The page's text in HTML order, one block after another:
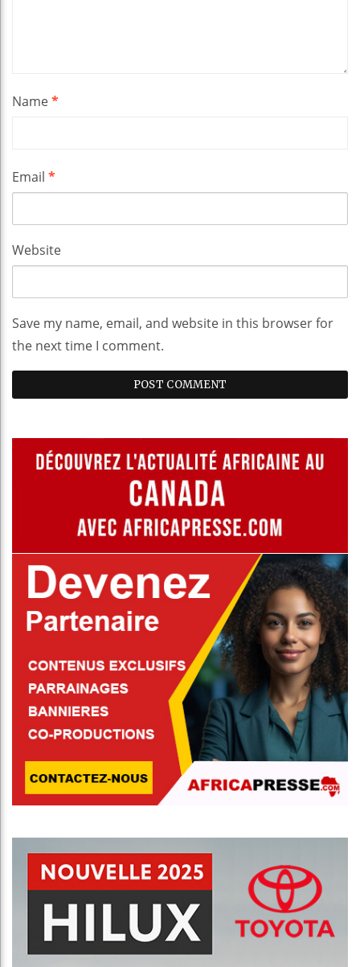
Name*
Email *
Website
Save my name, email, and website in this browser for
the next time I comment.